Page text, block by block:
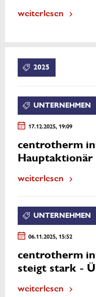
weiterlesen
2025
UNTERNEHMEN
17.12.2025, 19:09
centrotherm
Hauptaktionär
weiterlesen
UNTERNEHMEN
06.11.2025, 15:52
centrotherm
steigt stark -
weiterlesen